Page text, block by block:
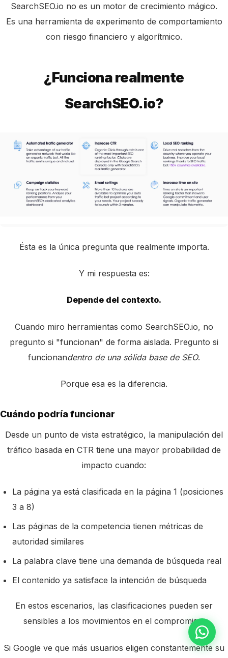
SearchSEO.io no es un motor de crecimiento mágico.
Es una herramienta de experimento de comportamiento
con riesgo financiero y algorítmico.
¿Funciona realmente
SearchSEO.io?
Ésta es la única pregunta que realmente importa.
Y mi respuesta es:
Depende del contexto.
Cuando miro herramientas como SearchSEO.io, no
pregunto si "funcionan" de forma aislada. Pregunto si
funcionandentro de una sólida base de SEO.
Porque esa es la diferencia.
Cuándo podría funcionar
Desde un punto de vista estratégico, la manipulación del
tráfico basada en CTR tiene una mayor probabilidad de
impacto cuando:
La página ya está clasificada en la página 1 (posiciones
3 a 8)
Las páginas de la competencia tienen métricas de
autoridad similares
La palabra clave tiene una demanda de búsqueda real
El contenido ya satisface la intención de búsqueda
En estos escenarios, las clasificaciones pueden ser
sensibles a los movimientos en el compromiso.
Si Google ve que más usuarios eligen constantemente su